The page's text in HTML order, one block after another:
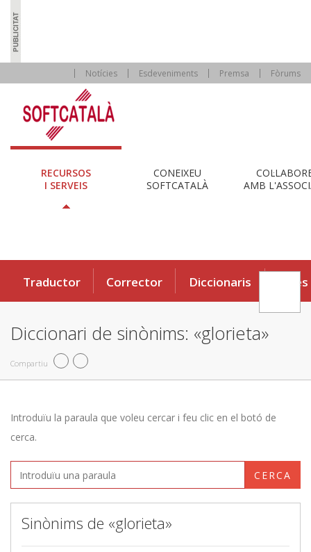
Notícies Esdeveniments Premsa Fòrums
RECURSOS
I SERVEIS
CONEIXEU
SOFTCATALÀ
AMB
Traductor Corrector Diccionaris Eines
Diccionari de sinònims: «glorieta»
Compartiu
Introduïu la paraula que voleu cercar i feu clic en el botó de
cerca.
CERCA
Sinònims de «glorieta»